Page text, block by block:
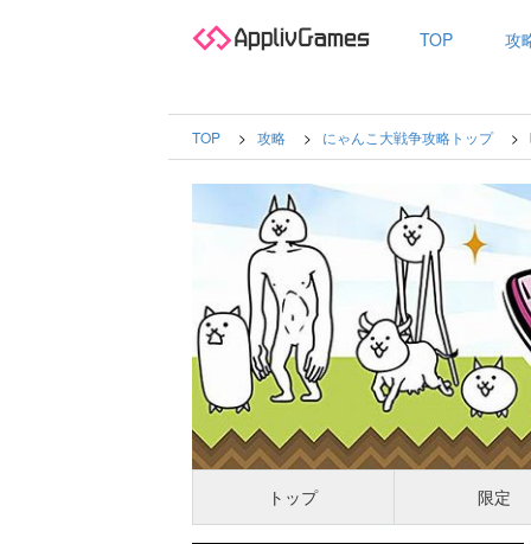
TOP 攻
TOP 攻略 にゃんこ大戦争攻略トップ
トップ 限定